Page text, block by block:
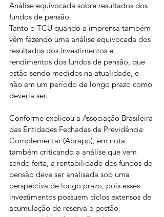
Análise equivocada sobre resultados dos
fundos de pensão
Tanto o TCU quando a imprensa também
vêm fazendo uma análise equivocada dos
resultados dos investimentos e
rendimentos dos fundos de pensão, que
estão sendo medidos na atualidade, e
não em um período de longo prazo como
deveria ser.
Conforme explicou a Associação Brasileira
das Entidades Fechadas de Previdência
Complementar (Abrapp), em nota
também criticando a análise que vem
sendo feita, a rentabilidade dos fundos de
pensão deve ser analisada sob uma
perspectiva de longo prazo, pois esses
investimentos possuem ciclos extensos de
acumulação de reserva e gestão